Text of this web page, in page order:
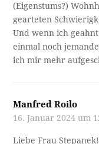
(Eigenstums?)
gearteten
Und wenn ich
einmal noch
ich mir mehr
Manfred Roilo
16. Januar 2024 um
Liebe Frau